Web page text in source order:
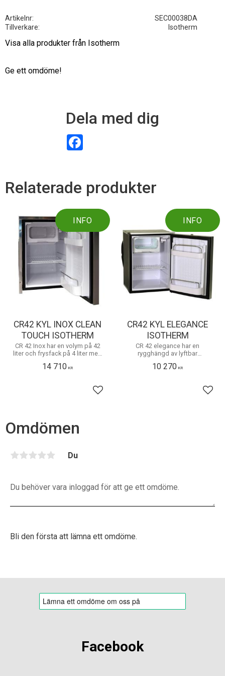
Artikelnr
SEC00038DA
Tillverkare
Isotherm
Visa alla produkter från Isotherm
Ge ett omdöme!
Dela med dig
o
Omdömen
Du
Bli den första att lämna ett omdöme.
Relaterade produkter
CR42 KYL INOX CLEAN
TOUCH ISOTHERM
CR 42 Inox har en volym på 42
liter och frysfack på 4 liter med
belysning.
14 710 KR
Lägg till i favoriter
INFO
CR42 KYL ELEGANCE
ISOTHERM
CR 42 elegance har en
rygghängd av lyftbar
placeras upp till 1,5 m från
10 270 KR
INFO
Facebook